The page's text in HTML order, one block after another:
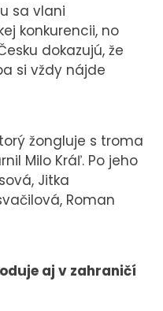
sa vlani
konkurencii, no
dokazujú, že
si vždy nájde
žongluje s troma
Milo Kráľ. Po jeho
Jitka
Roman
aj v zahraničí